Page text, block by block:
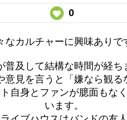
0
なカルチャーに興味ありで
普及して結構な時間が経ち
意見を言うと「嫌なら観る
自身とファンが臆面もな
います。